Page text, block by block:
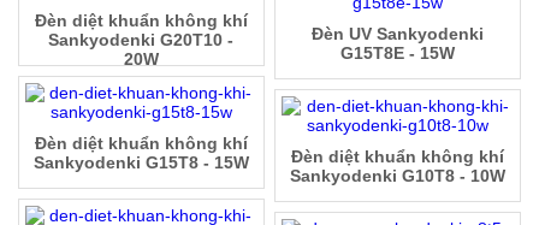
Đèn diệt khuẩn không khí
Sankyodenki G20T10 -
20W
Đèn UV Sankyodenki
G15T8E - 15W
Đèn diệt khuẩn không khí
Sankyodenki G15T8 - 15W
Đèn diệt khuẩn không khí
Sankyodenki G10T8 - 10W